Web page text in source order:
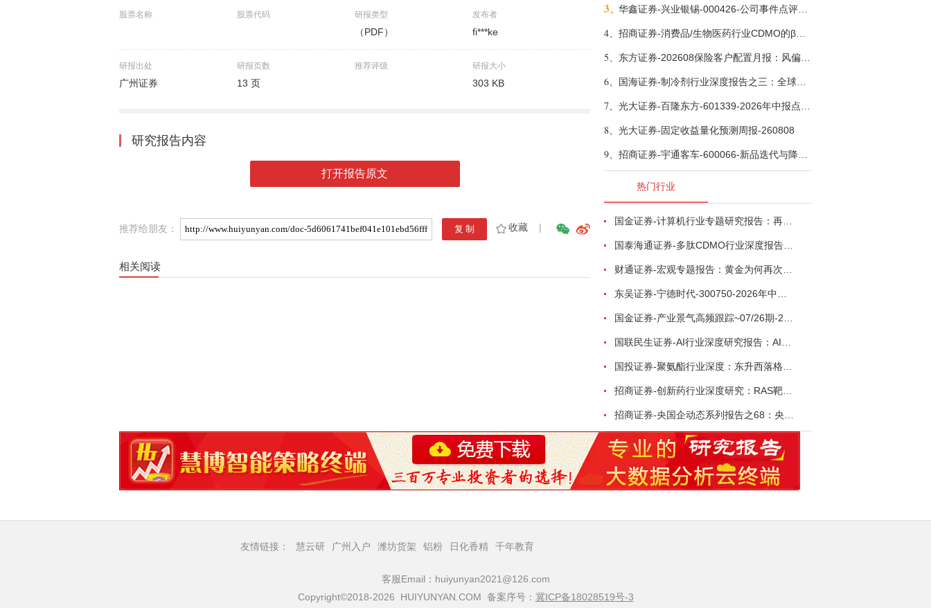
股票名称 股票代码 研报类型
（PDF）
发布者
fi***ke
研报出处
广州证券
研报页数
13 页
推荐评级 研报大小
303 KB
研究报告内容
打开报告原文
推荐给朋友： 收藏 |
相关阅读
3、
4、
5、
6、
7、
8、 光大证券-固定收益量化预测周报-260808
9、
热门行业
友情链接： 慧云研 广州入户 潍坊货架 铝粉 日化香精 千年教育
客服Email：huiyunyan2021@126.com
Copyright©2018-2026 HUIYUNYAN.COM 备案序号： 冀ICP备18028519号-3